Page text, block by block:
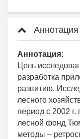
Аннотация:
Цель
разработка
развитию.
лесного
период с 2002 г.
лесной фонд
методы –